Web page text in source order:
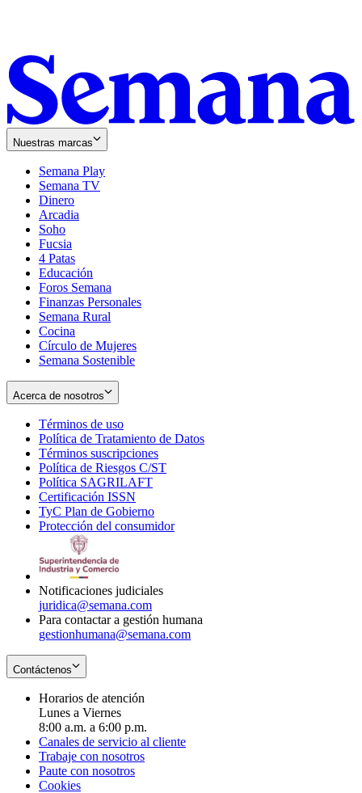
Nuestras marcas
Semana Play
Semana TV
Dinero
Arcadia
Soho
in
new
window
Fucsia
in
new
window
4 Patas
Educación
Foros Semana
Finanzas Personales
Semana Rural
Cocina
Círculo de Mujeres
Semana Sostenible
Acerca de nosotros
Términos de uso
in
new
window
Política de Tratamiento de Datos
Términos suscripciones
in
Política de Riesgos C/ST
Política SAGRILAFT
new
window
Certificación ISSN
in
new
TyC Plan de Gobierno
in
Protección del consumidorOpens
Notificaciones judiciales
juridica@semana.com
Para contactar a gestión humana
gestionhumana@semana.com
Contáctenos
Horarios de atención
Lunes a Viernes
8:00 a.m. a 6:00 p.m.
Canales de servicio al cliente
Trabaje con nosotros
Paute con nosotros
Cookies